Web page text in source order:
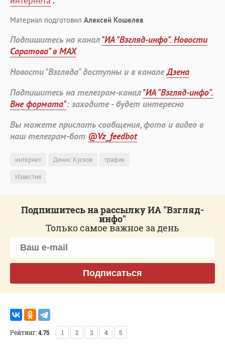
Материал подготовил Алексей Кошелев
Подпишитесь на канал"ИА "Взгляд-инфо". Новости
Саратова" в MAX
Новости "Взгляда" доступны и в каналеДзена
Подпишитесь на телеграм-канал"ИА "Взгляд-инфо".
Вне формата": заходите - будет интересно
Вы можете прислать сообщения, фото и видео в
наш телеграм-бот @Vz_feedbot
интернет Денис Кусков
трафик
Известия
Подпишитесь на рассылку ИА "Взгляд-
инфо"
Только самое важное за день
Подписаться
Рейтинг:4.75 1 2 3 4 5